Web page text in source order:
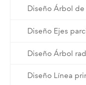
Diseño Árbol
Diseño Ejes
Diseño Árbol
Diseño Línea